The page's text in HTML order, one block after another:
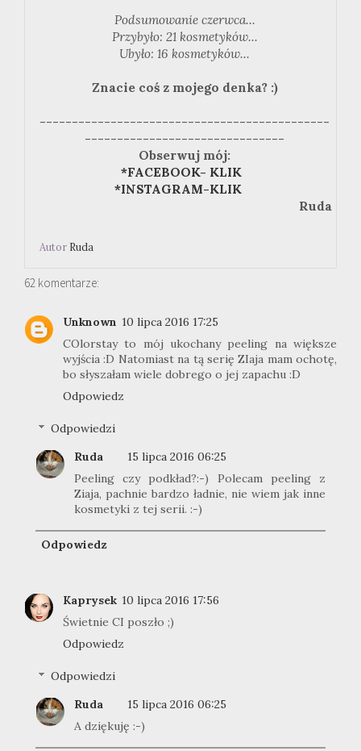
Podsumowanie czerwca...
Przybyło: 21 kosmetyków...
Ubyło: 16 kosmetyków...
Znacie coś z mojego denka? :)
---------------------------------------------
-------------------------------
Obserwuj mój:
*FACEBOOK- KLIK
*INSTAGRAM-KLIK
Ruda
Autor Ruda
62 komentarze:
Unknown 10 lipca 2016 17:25
COlorstay to mój ukochany peeling na większe
wyjścia :D Natomiast na tą serię ZIaja mam ochotę,
bo słyszałam wiele dobrego o jej zapachu :D
Odpowiedz
Odpowiedzi
Ruda
15 lipca 2016 06:25
Peeling czy podkład?:-) Polecam peeling z
Ziaja, pachnie bardzo ładnie, nie wiem jak inne
kosmetyki z tej serii. :-)
Odpowiedz
Kaprysek 10 lipca 2016 17:56
Świetnie CI poszło ;)
Odpowiedz
Odpowiedzi
Ruda
15 lipca 2016 06:25
A dziękuję :-)